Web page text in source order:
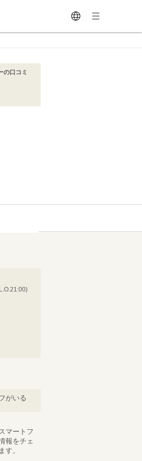
の口コミ
がいる
マートフ
報をチェ
す。